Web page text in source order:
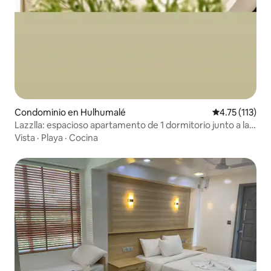
Condominio en Hulhumalé Calificación
4.75 (113)
Lazzlla: espacioso apartamento de 1 dormitorio junto a la
playa con vistas al mar
Vista · Playa · Cocina